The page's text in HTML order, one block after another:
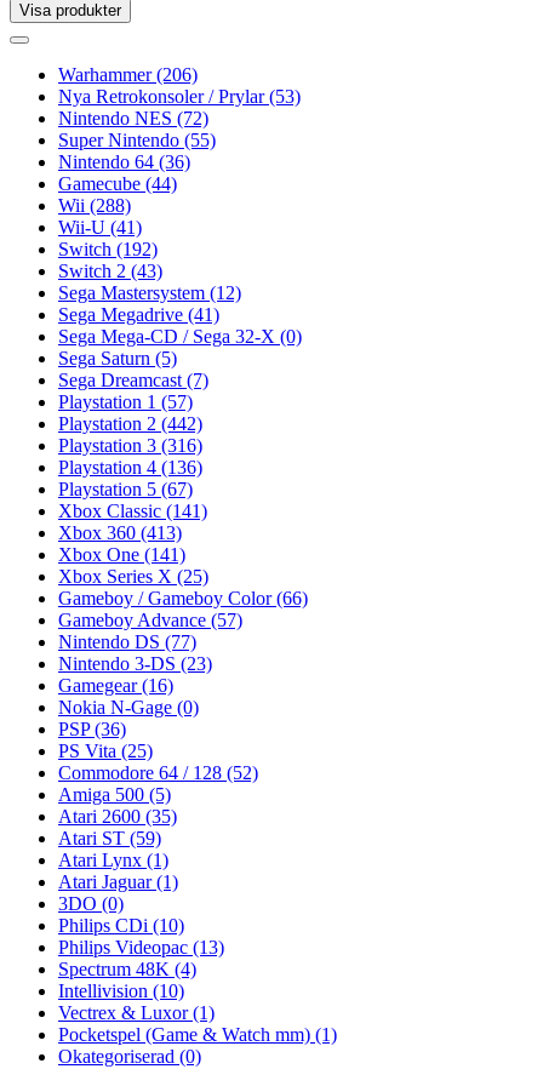
Visa produkter
Toggle
Toggle
navigationWarhammer(206)
Nya Retrokonsoler / Prylar(53)
Nintendo NES (72)
Super Nintendo (55)
Nintendo 64 (36)
Gamecube (44)
Wii (288)
Wii-U (41)
Switch (192)
Switch 2 (43)
Sega Mastersystem (12)
Sega Megadrive (41)
Sega Mega-CD / Sega 32-X (0)
Sega Saturn (5)
Sega Dreamcast (7)
Playstation 1 (57)
Playstation 2 (442)
Playstation 3 (316)
Playstation 4 (136)
Playstation 5 (67)
Xbox Classic (141)
Xbox 360 (413)
Xbox One (141)
Xbox Series X (25)
Gameboy / Gameboy Color(66)
Gameboy Advance (57)
Nintendo DS (77)
Nintendo 3-DS (23)
Gamegear(16)
Nokia N-Gage (0)
PSP(36)
PS Vita (25)
Commodore 64 / 128 (52)
Amiga 500 (5)
Atari 2600 (35)
Atari ST (59)
Atari Lynx (1)
Atari Jaguar(1)
3DO (0)
Philips CDi (10)
Philips Videopac (13)
Spectrum 48K (4)
Intellivision (10)
Vectrex & Luxor(1)
Pocketspel (Game & Watch mm) (1)
Okategoriserad (0)